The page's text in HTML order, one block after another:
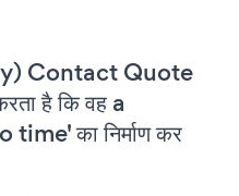
Contact Quote
है कि वह a
का निर्माण कर